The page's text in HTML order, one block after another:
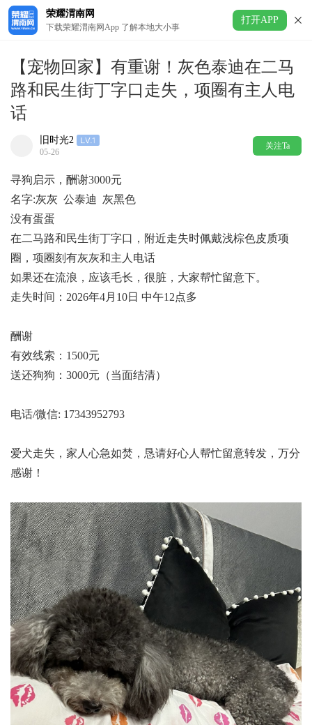
荣耀渭南网
下载荣耀渭南网App 了解本地大小事
打开APP
【宠物回家】有重谢！灰色泰迪在二马
路和民生街丁字口走失，项圈有主人电
话
旧时光2
05-26
关注Ta
寻狗启示，酬谢3000元
名字:灰灰 公泰迪 灰黑色
没有蛋蛋
在二马路和民生街丁字口，附近走失时佩戴浅棕色皮质项
圈，项圈刻有灰灰和主人电话
如果还在流浪，应该毛长，很脏，大家帮忙留意下。
走失时间：2026年4月10日 中午12点多
酬谢
有效线索：1500元
送还狗狗：3000元（当面结清）
电话/微信: 17343952793
爱犬走失，家人心急如焚，恳请好心人帮忙留意转发，万分
感谢！